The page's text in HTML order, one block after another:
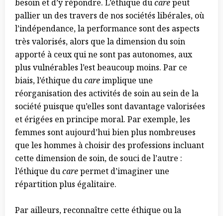
besoin et d’y répondre. L’éthique ducarepeut
pallier un des travers de nos sociétés libérales, où
l’indépendance, la performance sont des aspects
très valorisés, alors que la dimension du soin
apporté à ceux qui ne sont pas autonomes, aux
plus vulnérables l’est beaucoup moins. Par ce
biais, l’éthique ducareimplique une
réorganisation des activités de soin au sein de la
société puisque qu’elles sont davantage valorisées
et érigées en principe moral. Par exemple, les
femmes sont aujourd’hui bien plus nombreuses
que les hommes à choisir des professions incluant
cette dimension de soin, de souci de l’autre :
l’éthique ducarepermet d’imaginer une
répartition plus égalitaire.
Par ailleurs, reconnaître cette éthique ou la